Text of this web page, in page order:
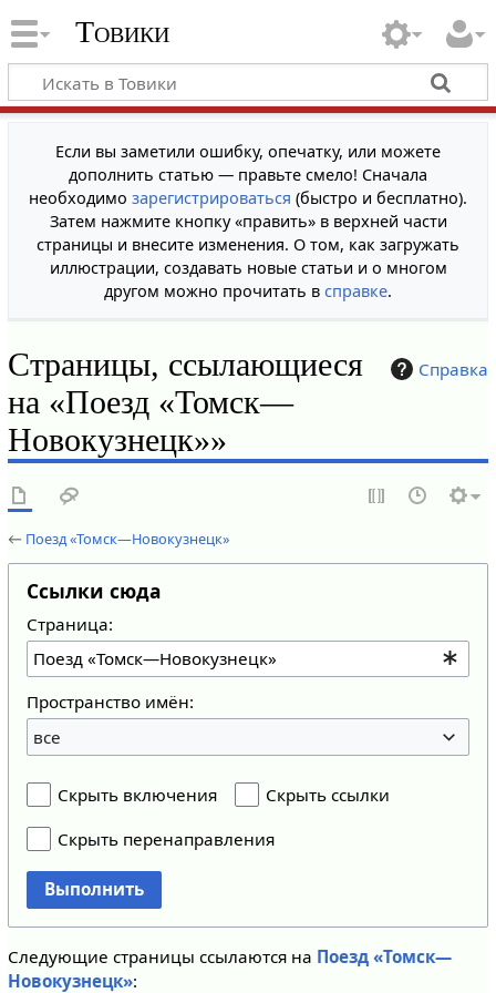
Товики
Если вы заметили ошибку, опечатку, или можете
дополнить статью — правьте смело! Сначала
необходимо зарегистрироваться (быстро и бесплатно).
Затем нажмите кнопку «править» в верхней части
страницы и внесите изменения. О том, как загружать
иллюстрации, создавать новые статьи и о многом
другом можно прочитать в справке.
Справка
Страницы, ссылающиеся
на «Поезд «Томск—
Новокузнецк»»
← Поезд «Томск—Новокузнецк»
Ссылки сюда
Страница:
Пространство имён:
все
Скрыть включения
Скрыть ссылки
Скрыть перенаправления
Выполнить
Следующие страницы ссылаются на Поезд «Томск—
Новокузнецк»: